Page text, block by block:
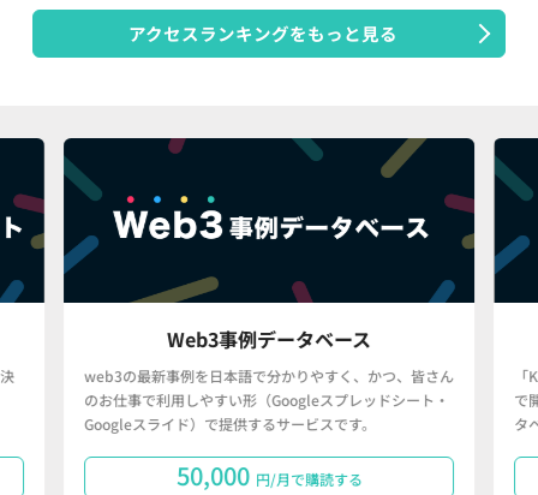
アクセスランキングをもっと見る
Web3事例データベース
web3の最新事例を日本語で分かりやすく、かつ、皆さん
のお仕事で利用しやすい形（Googleスプレッドシート・
Googleスライド）で提供するサービスです。
50,000 円/月で購読する
で
タ